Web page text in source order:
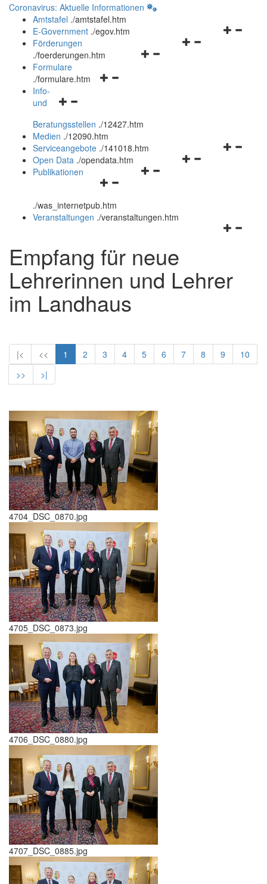
Coronavirus: Aktuelle Informationen
Amtstafel ./amtstafel.htm
Navigationsmenü
E-Government ./egov.htm
Navigationsmenü
Förderungen
./foerderungen.htm
Navigationsmenü
Formulare
./formulare.htm
Navigationsmenü
und
schließen
Info-
und
Beratungsstellen ./12427.htm
Medien ./12090.htm
Navigationsmenü
Serviceangebote ./141018.htm
Navigationsmenü
Open Data ./opendata.htm
Navigationsmenü
und
schließen
Publikationen
./was_internetpub.htm
Veranstaltungen ./veranstaltungen.htm
Empfang für neue
Lehrerinnen und Lehrer
im Landhaus
|< << 1 2 3 4 5 6 7 8 9
10
>>
>|
4704_DSC_0870.jpg
4705_DSC_0873.jpg
4706_DSC_0880.jpg
4707_DSC_0885.jpg